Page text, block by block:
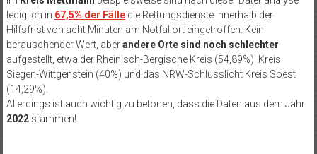
lediglich in 67,5% der Fälledie Rettungsdienste innerhalb der
Hilfsfrist von acht Minuten am Notfallort eingetroffen. Kein
berauschender Wert, aberandere Orte sind noch schlechter
aufgestellt, etwa der Rheinisch-Bergische Kreis (54,89%). Kreis
Siegen-Wittgenstein (40%) und das NRW-Schlusslicht Kreis Soest
(14,29%).
Allerdings ist auch wichtig zu betonen, dass die Daten aus dem Jahr
2022stammen!